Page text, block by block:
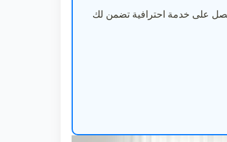
احصل على خدمة احترافية تضمن لك